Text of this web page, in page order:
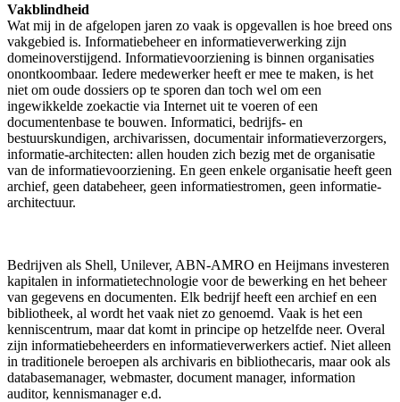
Vakblindheid
Wat mij in de afgelopen jaren zo vaak is opgevallen is hoe breed ons
vakgebied is. Informatiebeheer en informatieverwerking zijn
domeinoverstijgend. Informatievoorziening is binnen organisaties
onontkoombaar. Iedere medewerker heeft er mee te maken, is het
niet om oude dossiers op te sporen dan toch wel om een
ingewikkelde zoekactie via Internet uit te voeren of een
documentenbase te bouwen. Informatici, bedrijfs- en
bestuurskundigen, archivarissen, documentair informatieverzorgers,
informatie-architecten: allen houden zich bezig met de organisatie
van de informatievoorziening. En geen enkele organisatie heeft geen
archief, geen databeheer, geen informatiestromen, geen informatie-
architectuur.
Bedrijven als Shell, Unilever, ABN-AMRO en Heijmans investeren
kapitalen in informatietechnologie voor de bewerking en het beheer
van gegevens en documenten. Elk bedrijf heeft een archief en een
bibliotheek, al wordt het vaak niet zo genoemd. Vaak is het een
kenniscentrum, maar dat komt in principe op hetzelfde neer. Overal
zijn informatiebeheerders en informatieverwerkers actief. Niet alleen
in traditionele beroepen als archivaris en bibliothecaris, maar ook als
databasemanager, webmaster, document manager, information
auditor, kennismanager e.d.